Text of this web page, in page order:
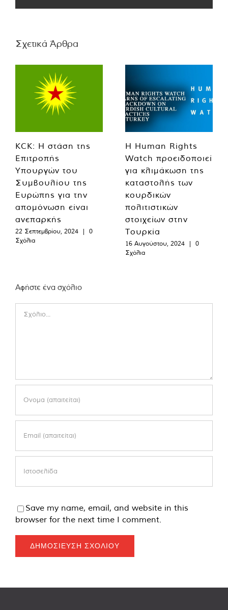
Σχετικά Άρθρα
KCK: Η στάση της
Επιτροπής
Υπουργών του
Συμβουλίου της
Ευρώπης για την
απομόνωση είναι
ανεπαρκής
22 Σεπτεμβρίου, 2024 |
0
Σχόλια
Η Human Rights
Watch προειδοποιεί
για κλιμάκωση της
καταστολής των
κουρδικών
πολιτιστικών
στοιχείων στην
Τουρκία
16 Αυγούστου, 2024 |
0
Σχόλια
Αφήστε ένα σχόλιο
Save my name, email, and website in this
browser for the next time I comment.